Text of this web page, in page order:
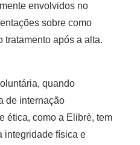
envolvidos no
sobre como
tratamento após a alta.
quando
de internação
ética, como a Elibrè, tem
integridade física e